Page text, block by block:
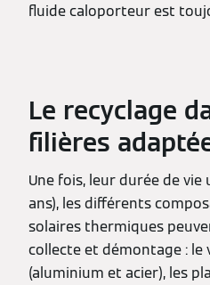
fluide caloporteur est
Le recyclage
filières
Une fois, leur durée de
ans), les différents
solaires thermiques
collecte et démontage : le
(aluminium et acier), les